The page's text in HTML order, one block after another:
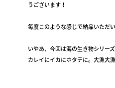
うございます！
毎度このような感じで納品いただい
いやあ、今回は海の生き物シリーズ
カレイにイカにホタテに。大漁大漁